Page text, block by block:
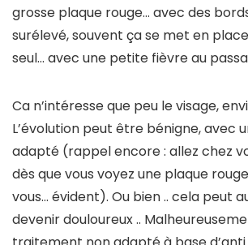
grosse plaque rouge… avec des
surélevé, souvent ça se met en place
seul… avec une petite fièvre au
Ca n’intéresse que peu le visage,
L’évolution peut être bénigne, avec
adapté (rappel encore : allez chez
dès que vous voyez une plaque
vous… évident). Ou bien .. cela peut
devenir douloureux ..